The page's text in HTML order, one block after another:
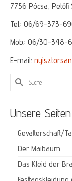
7756 Pócsa, Petőfi
Tel.: 06/69-373-
Mob.: 06/30-348-
E-mail:
Suche
nach:
Unsere Seiten
Gevatterschaft/
Der Maibaum
Das Kleid der